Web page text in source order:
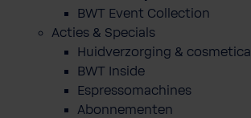
BWT Event Collection
Acties & Specials
Huidverzorging & cosmetica
BWT Inside
Espressomachines
Abonnementen